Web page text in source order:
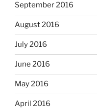
September 2016
August 2016
July 2016
June 2016
May 2016
April 2016